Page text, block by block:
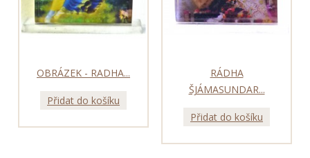
OBRÁZEK - RADHA...
Přidat do košíku
RÁDHA
ŠJÁMASUNDAR...
Přidat do košíku